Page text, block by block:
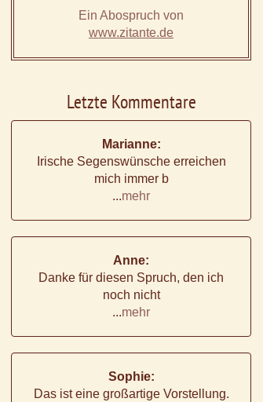
Ein Abospruch von
www.zitante.de
Letzte Kommentare
Marianne:
Irische Segenswünsche erreichen
mich immer b
...mehr
Anne:
Danke für diesen Spruch, den ich
noch nicht
...mehr
Sophie:
Das ist eine großartige Vorstellung.